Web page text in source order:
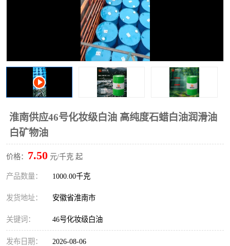
淮南供应46号化妆级白油 高纯度石蜡白油润滑油
白矿物油
价格： 7.50 元/千克 起
产品数量： 1000.00千克
发货地址： 安徽省淮南市
关键词： 46号化妆级白油
发布日期： 2026-08-06